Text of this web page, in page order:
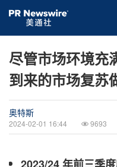
尽管市场环境充
到来的市场复苏
奥特斯
2024-02-01 16:44 9693